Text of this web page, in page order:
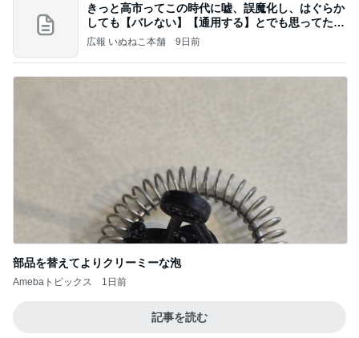
きっと高市ってこの時代に嘘、誤魔化し、はぐらか
しても【バレない】【通用する】とでも思ってたん
だろ
広報 いぬねこ本舗 9日前
部品を替えてよりクリーミーな泡
Amebaトピックス 1日前
記事を読む